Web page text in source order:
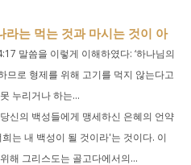
라는 먹는 것과 마시는 것이 아
말씀을 이렇게 이해하였다: ‘하나님의
므로 형제를 위해 고기를 먹지 않는다고
누리거나 하는...
신의 백성들에게 맹세하신 은혜의 언약
는 내 백성이 될 것이라'는 것이다. 이
해 그리스도는 골고다에서의...